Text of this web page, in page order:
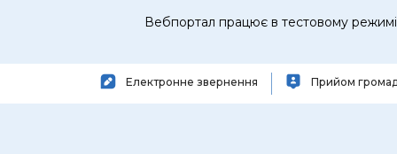
Вебпортал працює в тестовому режимі
Електронне звернення Прийом